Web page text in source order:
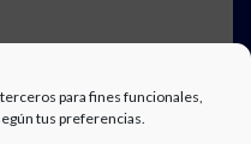
para fines funcionales,
tus preferencias.